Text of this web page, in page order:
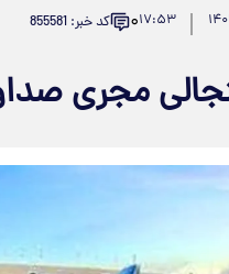
۱۷:۵۳۰ کد خبر: 855581
مجری